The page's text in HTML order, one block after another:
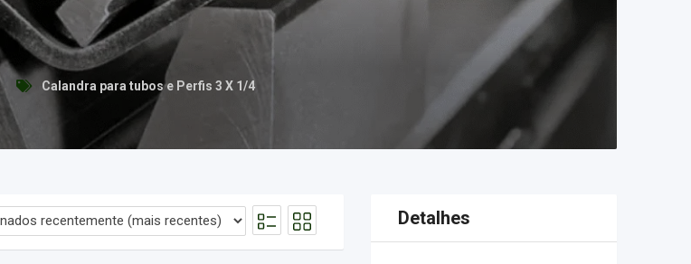
Calandra para tubos e Perfis 3 X 1/4
Detalhes